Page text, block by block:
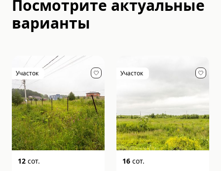
Посмотрите актуальные
варианты
Участок
12 сот.
Участок
16 сот.